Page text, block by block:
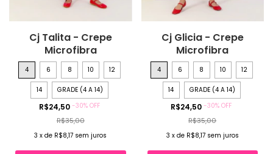
Cj Talita - Crepe
Microfibra
4 6 8 10 12
14 GRADE (4 A 14)
R$24,50 -30% OFF
R$35,00
3 xde R$8,17 sem juros
Cj Glicia - Crepe
Microfibra
4 6 8 10 12
14 GRADE (4 A 14)
R$24,50-30%OFF
R$35,00
3 x de R$8,17 sem juros